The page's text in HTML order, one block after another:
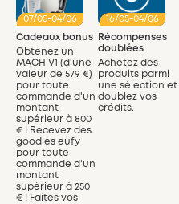
07/05-04/06
Cadeaux bonus
Obtenez un
MACH V1 (d'une
valeur de 579 €)
pour toute
commande d'un
montant
supérieur à 800
€ ! Recevez des
goodies eufy
pour toute
commande d'un
montant
supérieur à 250
€ ! Faites vos
16/05-04/06
Récompenses
doublées
Achetez des
produits parmi
une sélection et
doublez vos
crédits.